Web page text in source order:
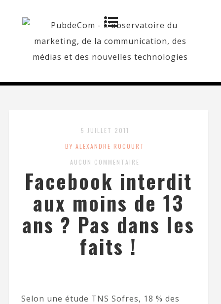
5 JUILLET 2011
BY ALEXANDRE ROCOURT
AUCUN COMMENTAIRE
Facebook interdit
aux moins de 13
ans ? Pas dans les
faits !
Selon une étude TNS Sofres, 18 % des